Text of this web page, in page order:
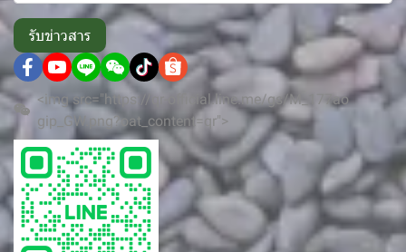
รับข่าวสาร
<img src="https://qr-official.line.me/gs/M_177ao
gip_GW.png?oat_content=qr">